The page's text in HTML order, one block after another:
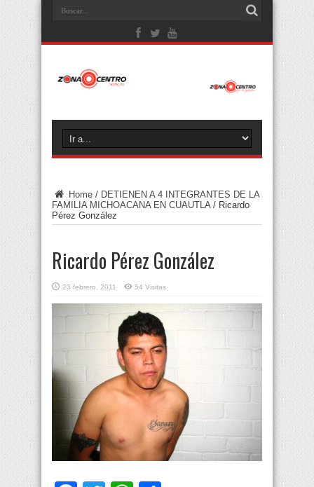
Home / DETIENEN A 4 INTEGRANTES DE LA
FAMILIA MICHOACANA EN CUAUTLA / Ricardo
Pérez González
Ricardo Pérez González
23 febrero, 2011 54 Visitas